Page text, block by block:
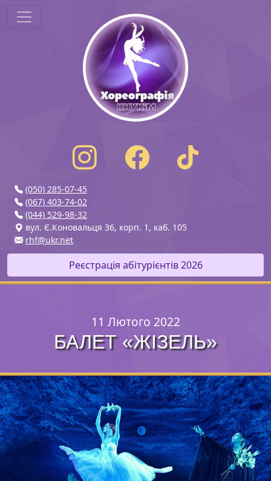
(050) 285-07-45
(067) 403-74-02
(044) 529-98-32
вул. Є.Коновальця 36, корп. 1, каб. 105
rhf@ukr.net
Реєстрація абітурієнтів 2026
11 Лютого 2022
БАЛЕТ «ЖІЗЕЛЬ»